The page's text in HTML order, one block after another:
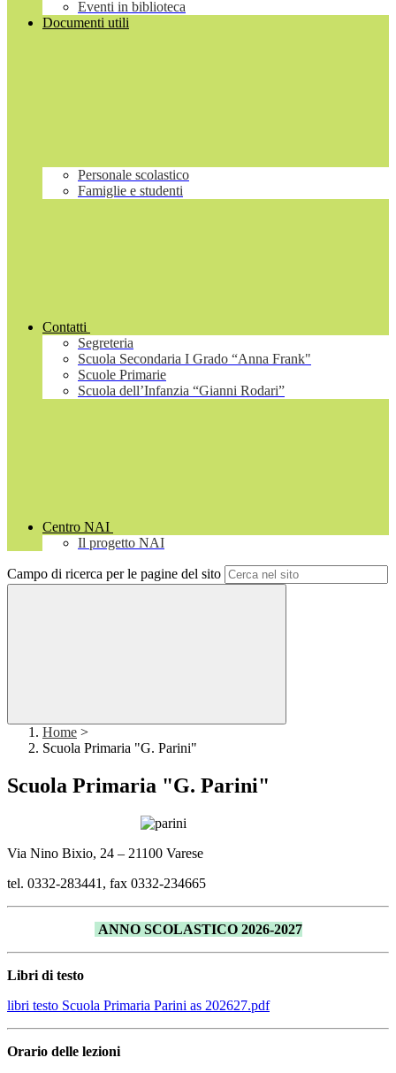
Eventi in biblioteca
Documenti utili
Personale scolastico
Famiglie e studenti
Contatti
Segreteria
Scuola Secondaria I Grado “Anna Frank"
Scuole Primarie
Scuola dell’Infanzia “Gianni Rodari”
Centro NAI
Il progetto NAI
Campo di ricerca per le pagine del sito
Home >
Scuola Primaria "G. Parini"
Scuola Primaria "G. Parini"
Via Nino Bixio, 24 – 21100 Varese
tel. 0332-283441, fax 0332-234665
ANNO SCOLASTICO 2026-2027
Libri di testo
libri testo Scuola Primaria Parini as 202627.pdf
Orario delle lezioni